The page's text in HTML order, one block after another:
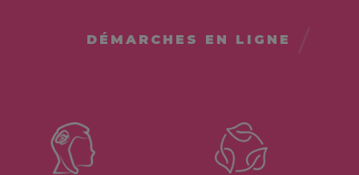
DÉMARCHES EN LIGNE